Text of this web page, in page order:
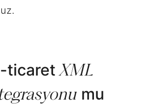
ticaret XML
mu